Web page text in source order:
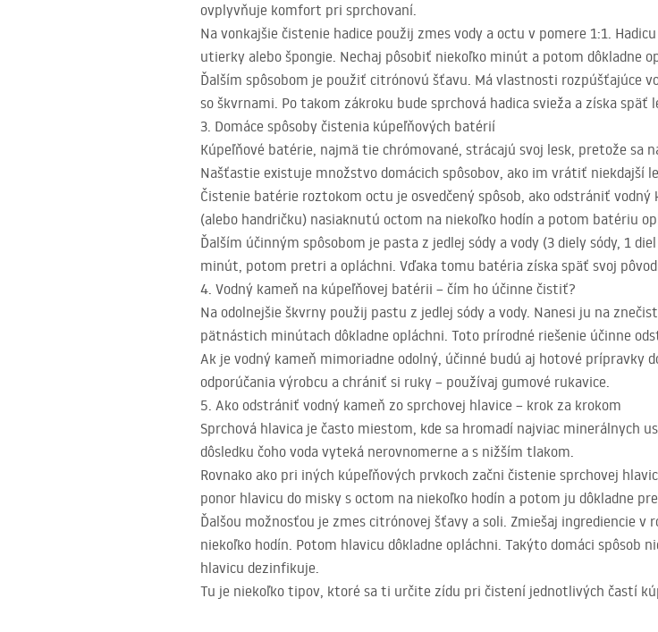
ovplyvňuje komfort pri sprchovaní.
Na vonkajšie čistenie hadice použij zmes vody a octu v pomere 1:1.
utierky alebo špongie. Nechaj pôsobiť niekoľko minút a potom dôkladne
Ďalším spôsobom je použiť citrónovú šťavu. Má vlastnosti rozpúšťajúce
so škvrnami. Po takom zákroku bude sprchová hadica svieža a získa späť
3. Domáce spôsoby čistenia kúpeľňových batérií
Kúpeľňové batérie, najmä tie chrómované, strácajú svoj lesk, pretože sa
Našťastie existuje množstvo domácich spôsobov, ako im vrátiť niekdajší
Čistenie batérie roztokom octu je osvedčený spôsob, ako odstrániť
(alebo handričku) nasiaknutú octom na niekoľko hodín a potom batériu
Ďalším účinným spôsobom je pasta z jedlej sódy a vody (3 diely sódy, 1
minút, potom pretri a opláchni. Vďaka tomu batéria získa späť svoj
4. Vodný kameň na kúpeľňovej batérii – čím ho účinne čistiť?
Na odolnejšie škvrny použij pastu z jedlej sódy a vody. Nanesi ju na
pätnástich minútach dôkladne opláchni. Toto prírodné riešenie účinne
Ak je vodný kameň mimoriadne odolný, účinné budú aj hotové prípravky
odporúčania výrobcu a chrániť si ruky – používaj gumové rukavice.
5. Ako odstrániť vodný kameň zo sprchovej hlavice – krok za krokom
Sprchová hlavica je často miestom, kde sa hromadí najviac minerálnych
dôsledku čoho voda vyteká nerovnomerne a s nižším tlakom.
Rovnako ako pri iných kúpeľňových prvkoch začni čistenie sprchovej
ponor hlavicu do misky s octom na niekoľko hodín a potom ju dôkladne
Ďalšou možnosťou je zmes citrónovej šťavy a soli. Zmiešaj ingrediencie v
niekoľko hodín. Potom hlavicu dôkladne opláchni. Takýto domáci spôsob
hlavicu dezinfikuje.
Tu je niekoľko tipov, ktoré sa ti určite zídu pri čistení jednotlivých častí